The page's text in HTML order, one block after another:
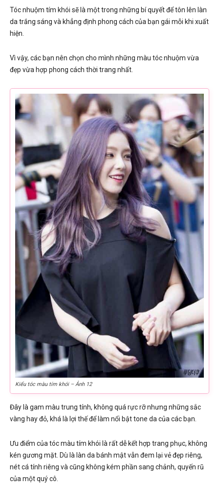
Tóc nhuộm tím khói sẽ là một trong những bí quyết để tôn lên làn
da trắng sáng và khẳng định phong cách của bạn gái mỗi khi xuất
hiện.
Vì vậy, các bạn nên chọn cho mình những màu tóc nhuộm vừa
đẹp vừa hợp phong cách thời trang nhất.
Kiểu tóc màu tím khói – Ảnh 12
Đây là gam màu trung tính, không quá rực rỡ nhưng những sắc
vàng hay đỏ, khá là lợi thế để làm nổi bật tone da của các bạn.
Ưu điểm của tóc màu tím khói là rất dễ kết hợp trang phục, không
kén gương mặt. Dù là làn da bánh mật vẫn đem lại vẻ đẹp riêng,
nét cá tính riêng và cũng không kém phần sang chảnh, quyến rũ
của một quý cô.